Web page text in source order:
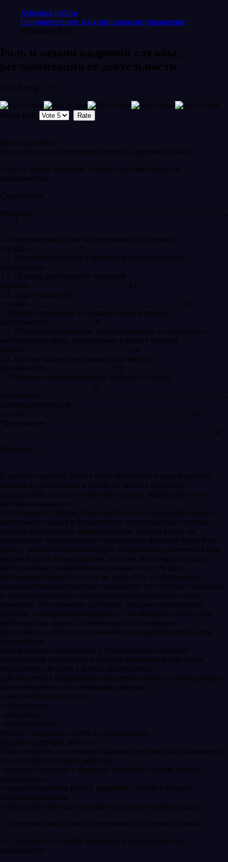
Курсовая работа
Государственное и муниципальное управление
11 January 2011
Роль и задачи кадровой службы,
регламентация ее деятельности
User Rating: 5 5
Please Rate
Курсовая работа
По дисциплине Делопроизводство в кадровой службе
«Роль и задачи кадровой службы, регламентация ее
деятельности»
Содержание
…...3
1. Теоретические аспекты деятельности кадровой
службы……………..…5
1.1. Значимость службы управления персоналом для
предприятия………...5
1.2. Основы деятельности кадровой
службы………………………………..12
1.3. Задачи кадровой
службы……………………………………………...….15
2. Документирование и регламентация кадровой
деятельности………..……18
2.1. Общегосударственные законодательные и нормативно-
методические акты, необходимые в работе службы
кадров………………………………….18
2.2. Организационно-правовые документы
организации……………………..34
3. Совершенствование работы кадровой службы
………………………….…41
Библиографический
список…………………………………………………..…48
Приложение
1………………………………………………………………..…50
Введение
В данной курсовой работе будет рассмотрена роль кадровой
службы в организации в целом, ее место в структуре
предприятия, методы и критерии оценки эффективности ее
функционирования.
Актуальность. Данная тема является на сегодняшний момент
актуальной, так как в большинстве своем кадровые службы
сегодня по-прежнему ориентированы, прежде всего, на
выполнение традиционных процедурных функций (прием на
работу, укомплектование штатов, оформление документов при
направлении в командировки, отпуска, переводах на новое
место работы, увольнениях персонала и т.п.). В ряде
организаций другого от них не требуется, а собственную
кадрово-производственную инициативу по пагубной привычке
и традициям мало кто из руководителей кадровых служб
проявляет. По-прежнему действует синдром пресловутого
правила: «инициатива наказуема». Это является своего рода
проблемой во многих современных организациях.
Цель работы – определить значимость кадровой службы для
организации.
Задача работы заключаются в установлении основных
направлений деятельности службы управления персонала,
определении ее роли в жизни предприятия.
Для получения информации для целей анализа и последующего
описания работы использовались методы:
- документальный метод;
- наблюдение;
- интервью;
- анкетирование.
Объект – кадровая служба в организациях.
Предмет курсовой работы –.
Таким образом, основными задачами курсовой работы являются:
- рассмотреть историю развития
- изучить структуру и функции кадровой службы данной
организации;
- проанализировать работу кадровой службы в области
документирования;
- предложить методы совершенствования службы кадров.
1. Теоретические аспекты деятельности кадровой службы.
1.1. Значимость службы управления персоналом для
предприятия